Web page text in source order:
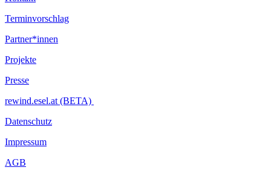
Terminvorschlag
Partner*innen
Projekte
Presse
rewind.esel.at (BETA)
Datenschutz
Impressum
AGB